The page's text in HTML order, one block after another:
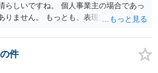
らしいですね。 個人事業主の場合であっ
りません。 もっとも、表現に違和感があ
」の屋号で事業を運営する際には、「当
サービス」とか「ABCWS」を使う等で
件